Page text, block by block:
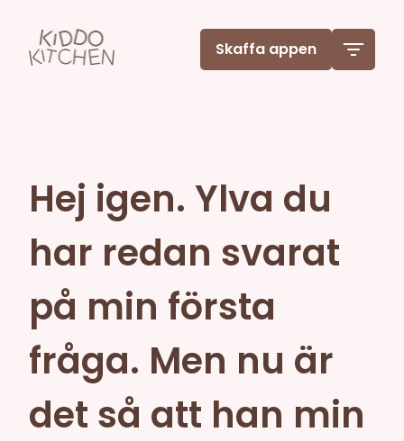
Skaffa appen
Hej igen. Ylva du
har redan svarat
på min första
fråga. Men nu är
det så att han min